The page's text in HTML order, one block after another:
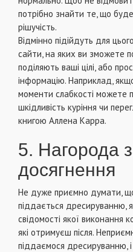
потрібно знайти те, що
рішучість.
Відмінно підійдуть для
сайти, на яких ви зможете
поділяють ваші цілі, або
інформацію. Наприклад,
моменти слабкості можете
шкідливість куріння чи
книгою Аллена Карра.
5. Нагорода
досягнення
Не дуже приємно думати,
піддається дресируванню,
свідомості якої виконання
які отримуєш після.
піддаємося дресируванню,